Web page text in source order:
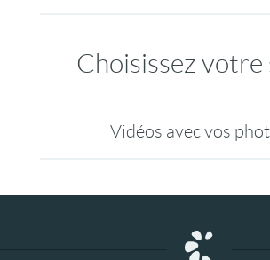
Choisissez votre
Vidéos avec vos